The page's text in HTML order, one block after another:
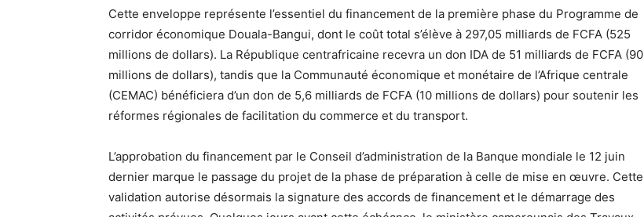
Cette enveloppe représente l’essentiel du financement de la première phase du Programme de
corridor économique Douala-Bangui, dont le coût total s’élève à 297,05 milliards de FCFA (525
millions de dollars). La République centrafricaine recevra un don IDA de 51 milliards de FCFA (90
millions de dollars), tandis que la Communauté économique et monétaire de l’Afrique centrale
(CEMAC) bénéficiera d’un don de 5,6 milliards de FCFA (10 millions de dollars) pour soutenir les
réformes régionales de facilitation du commerce et du transport.
L’approbation du financement par le Conseil d’administration de la Banque mondiale le 12 juin
dernier marque le passage du projet de la phase de préparation à celle de mise en œuvre. Cette
validation autorise désormais la signature des accords de financement et le démarrage des